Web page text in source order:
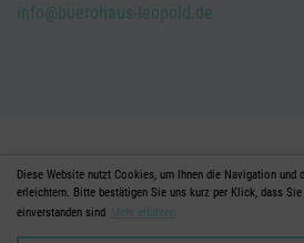
Diese Website nutzt Cookies, um Ihnen die Navigation und
erleichtern. Bitte bestätigen Sie uns kurz per Klick, dass
einverstanden sind Mehr erfahren
info@buerohaus-leopold.de